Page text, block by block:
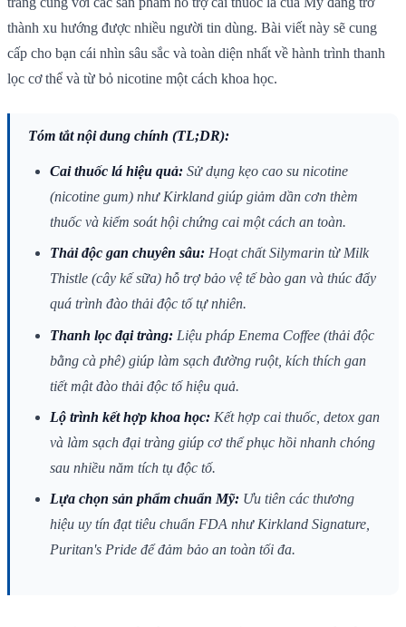
thành xu hướng được nhiều người tin dùng. Bài viết này sẽ cung
cấp cho bạn cái nhìn sâu sắc và toàn diện nhất về hành trình thanh
lọc cơ thể và từ bỏ nicotine một cách khoa học.
Tóm tắt nội dung chính (TL;DR):
Cai thuốc lá hiệu quả: Sử dụng kẹo cao su nicotine
(nicotine gum) như Kirkland giúp giảm dần cơn thèm
thuốc và kiểm soát hội chứng cai một cách an toàn.
Thải độc gan chuyên sâu: Hoạt chất Silymarin từ Milk
Thistle (cây kế sữa) hỗ trợ bảo vệ tế bào gan và thúc đẩy
quá trình đào thải độc tố tự nhiên.
Thanh lọc đại tràng: Liệu pháp Enema Coffee (thải độc
bằng cà phê) giúp làm sạch đường ruột, kích thích gan
tiết mật đào thải độc tố hiệu quả.
Lộ trình kết hợp khoa học: Kết hợp cai thuốc, detox gan
và làm sạch đại tràng giúp cơ thể phục hồi nhanh chóng
sau nhiều năm tích tụ độc tố.
Lựa chọn sản phẩm chuẩn Mỹ: Ưu tiên các thương
hiệu uy tín đạt tiêu chuẩn FDA như Kirkland Signature,
Puritan's Pride để đảm bảo an toàn tối đa.